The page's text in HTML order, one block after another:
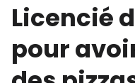
Licencié
pour